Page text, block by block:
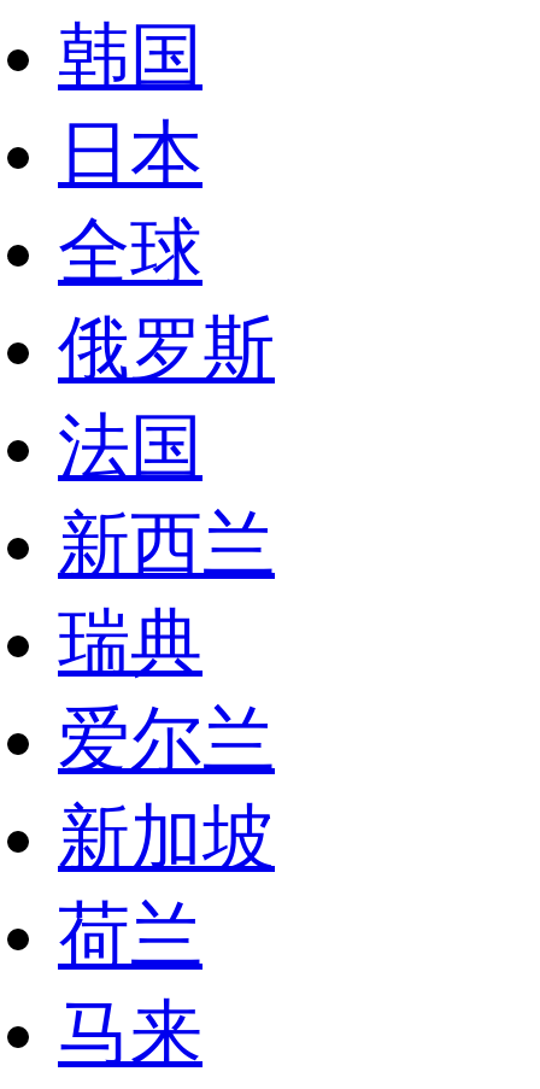
韩国
日本
全球
俄罗斯
法国
新西兰
瑞典
爱尔兰
新加坡
荷兰
马来